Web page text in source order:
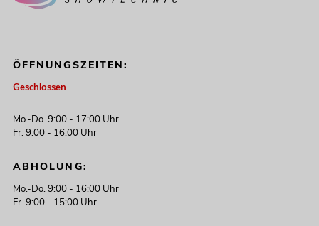
ÖFFNUNGSZEITEN:
Geschlossen
Mo.-Do. 9:00 - 17:00 Uhr
Fr. 9:00 - 16:00 Uhr
ABHOLUNG:
Mo.-Do. 9:00 - 16:00 Uhr
Fr. 9:00 - 15:00 Uhr